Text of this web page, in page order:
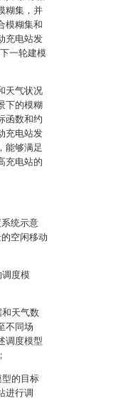
糊集，并
模糊集和
充电站发
一轮建模
天气状况
下的模糊
函数和约
充电站发
能够满足
充电站的
统示意
空闲移动
调度模
天气数
不同场
调度模型
的目标
进行调